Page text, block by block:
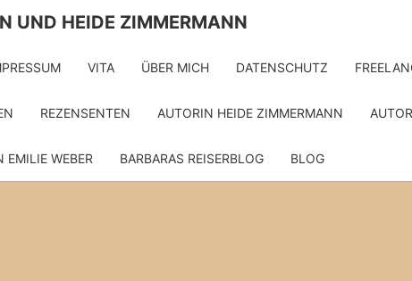
UND HEIDE ZIMMERMANN
VITA ÜBER MICH DATENSCHUTZ
REZENSENTEN AUTORIN HEIDE ZIMMERMANN
EMILIE WEBER BARBARAS REISERBLOG BLOG